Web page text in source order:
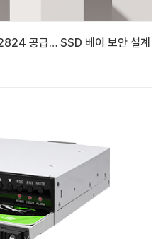
공급… SSD 베이 보안 설계